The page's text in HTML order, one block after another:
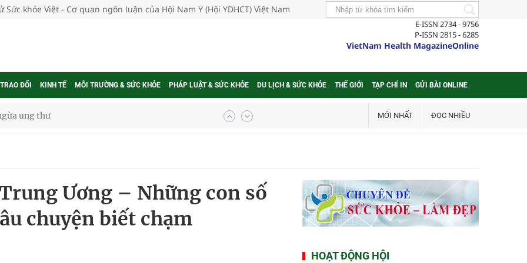
Sức khỏe Việt - Cơ quan ngôn luận của Hội Nam Y (Hội YDHCT) Việt Nam
E-ISSN 2734 - 9756
P-ISSN 2815 - 6285
VietNam Health MagazineOnline
ĐỔI KINH TẾ MÔI TRƯỜNG & SỨC KHỎE PHÁP LUẬT & SỨC KHỎE DU LỊCH & SỨC KHỎE THẾ GIỚI TẠP CHÍ IN GỬI BÀI ONLINE
ung thư
quốc
mới của Việt Nam
hai cấp trong quản lý hoạt động nha khoa,
MỚI NHẤT ĐỌC NHIỀU
Ương – Những con số
chuyện biết chạm
HOẠT ĐỘNG HỘI